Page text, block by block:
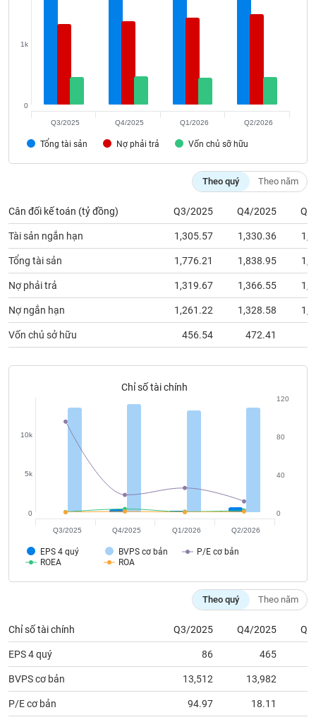
Tổng tài sản Nợ phải trả Vốn chủ sỡ hữu
0
1k
Q3/2025 Q4/2025 Q1/2026 Q2/2026
Theo quý Theo năm
Cân đối kế toán (tỷ đồng) Q3/2025 Q4/2025
Tài sản ngắn hạn 1,305.57 1,330.36
Tổng tài sản 1,776.21 1,838.95
Nợ phải trả 1,319.67 1,366.55
Nợ ngắn hạn 1,261.22 1,328.58
Vốn chủ sở hữu 456.54 472.41
Chỉ số tài chính
EPS 4 quý BVPS cơ bản
P/E cơ bản
ROEA
ROA
0
5k
10k
0
40
80
120
Q3/2025 Q4/2025 Q1/2026 Q2/2026
Theo quý Theo năm
Chỉ số tài chính Q3/2025 Q4/2025
EPS 4 quý 86 465
BVPS cơ bản 13,512 13,982
P/E cơ bản 94.97 18.11
Sách
cụ
đầu
tư
Truyền
thông
tài
chính
liệu